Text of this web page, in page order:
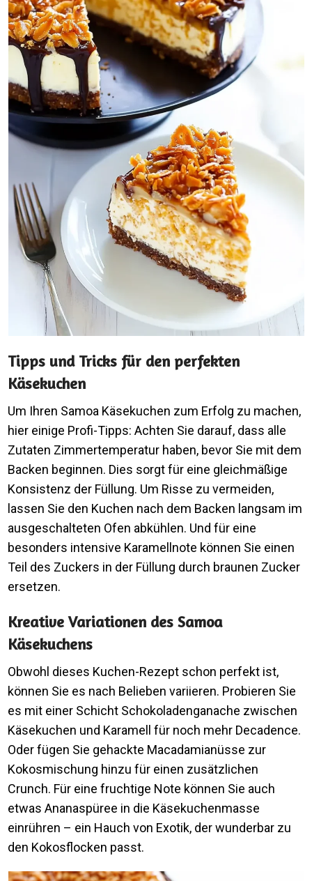
Tipps und Tricks für den perfekten
Käsekuchen
Um Ihren Samoa Käsekuchen zum Erfolg zu machen,
hier einige Profi-Tipps: Achten Sie darauf, dass alle
Zutaten Zimmertemperatur haben, bevor Sie mit dem
Backen beginnen. Dies sorgt für eine gleichmäßige
Konsistenz der Füllung. Um Risse zu vermeiden,
lassen Sie den Kuchen nach dem Backen langsam im
ausgeschalteten Ofen abkühlen. Und für eine
besonders intensive Karamellnote können Sie einen
Teil des Zuckers in der Füllung durch braunen Zucker
ersetzen.
Kreative Variationen des Samoa
Käsekuchens
Obwohl dieses Kuchen-Rezept schon perfekt ist,
können Sie es nach Belieben variieren. Probieren Sie
es mit einer Schicht Schokoladenganache zwischen
Käsekuchen und Karamell für noch mehr Decadence.
Oder fügen Sie gehackte Macadamianüsse zur
Kokosmischung hinzu für einen zusätzlichen
Crunch. Für eine fruchtige Note können Sie auch
etwas Ananaspüree in die Käsekuchenmasse
einrühren – ein Hauch von Exotik, der wunderbar zu
den Kokosflocken passt.